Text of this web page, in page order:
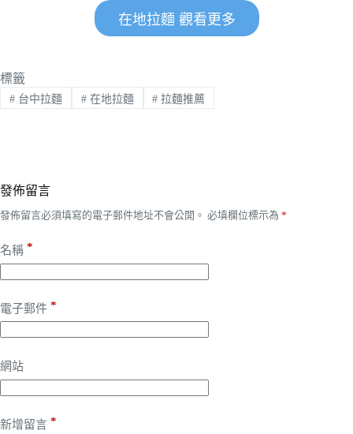
在地拉麵 觀看更多
標籤
#台中拉麵 #在地拉麵 # 拉麵推薦
發佈留言
發佈留言必須填寫的電子郵件地址不會公開。 必填欄位標示為 *
名稱 *
電子郵件 *
網站
新增留言 *